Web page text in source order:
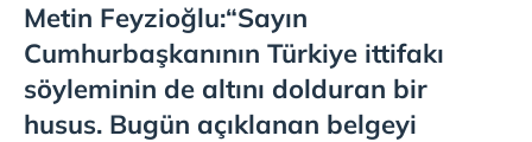
Metin Feyzioğlu:“Sayın
Cumhurbaşkanının Türkiye ittifakı
söyleminin de altını dolduran bir
husus. Bugün açıklanan belgeyi